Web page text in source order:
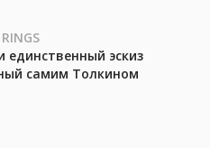
единственный эскиз
самим Толкином